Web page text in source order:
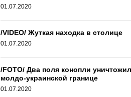
01.07.2020
/VIDEO/ Жуткая находка в столице
01.07.2020
/FOTO/ Два поля конопли
молдо-украинской границе
01.07.2020